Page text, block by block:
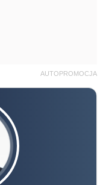
AUTOPROMOCJA